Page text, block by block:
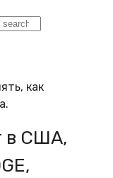
как
в США,